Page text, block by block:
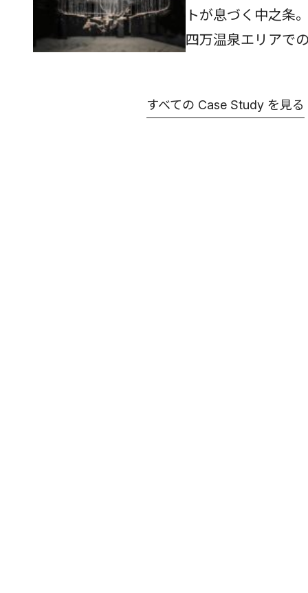
トが息づく中之条
四万温泉エリアで
購入ができる...
すべての Case Study を見る